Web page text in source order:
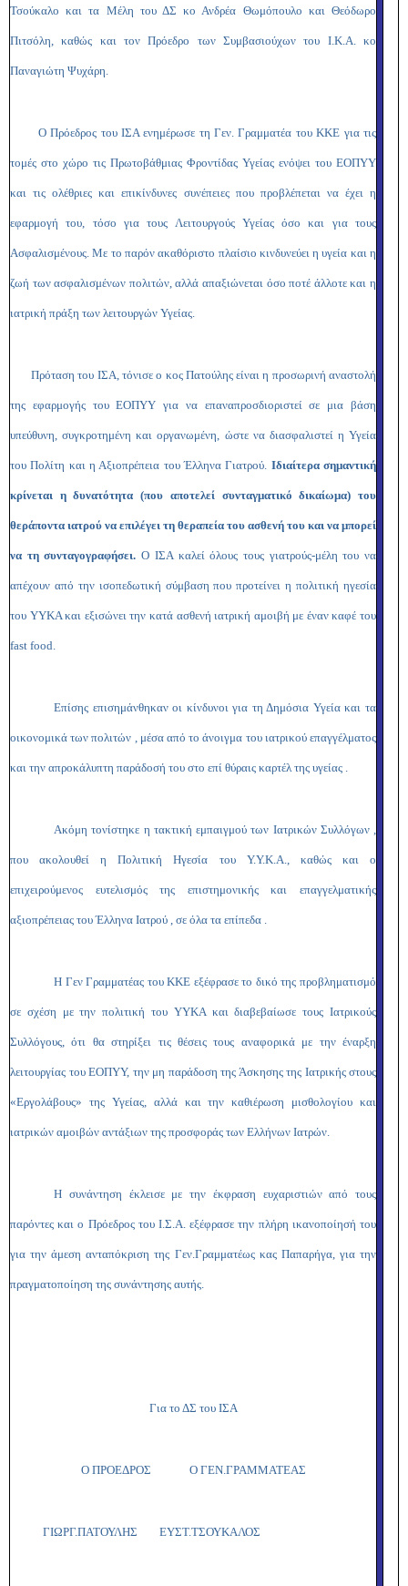
Τσούκαλο και τα Μέλη του ΔΣ κο Ανδρέα Θωμόπουλο και Θεόδωρο
Πιτσόλη, καθώς και τον Πρόεδρο των Συμβασιούχων του Ι.Κ.Α. κο
Παναγιώτη Ψυχάρη.
Ο Πρόεδρος του ΙΣΑ ενημέρωσε τη Γεν. Γραμματέα του ΚΚΕ για τις
τομές στο χώρο τις Πρωτοβάθμιας Φροντίδας Υγείας ενόψει του ΕΟΠΥΥ
και τις ολέθριες και επικίνδυνες συνέπειες που προβλέπεται να έχει η
εφαρμογή του, τόσο για τους Λειτουργούς Υγείας όσο και για τους
Ασφαλισμένους. Με το παρόν ακαθόριστο πλαίσιο κινδυνεύει η υγεία και η
ζωή των ασφαλισμένων πολιτών, αλλά απαξιώνεται όσο ποτέ άλλοτε και η
ιατρική πράξη των λειτουργών Υγείας.
Πρόταση του ΙΣΑ, τόνισε ο κος Πατούλης είναι η προσωρινή αναστολή
της εφαρμογής του ΕΟΠΥΥ για να επαναπροσδιοριστεί σε μια βάση
υπεύθυνη, συγκροτημένη και οργανωμένη, ώστε να διασφαλιστεί η Υγεία
του Πολίτη και η Αξιοπρέπεια του Έλληνα Γιατρού. Ιδιαίτερα σημαντική
κρίνεται η δυνατότητα (που αποτελεί συνταγματικό δικαίωμα) του
θεράποντα ιατρού να επιλέγει τη θεραπεία του ασθενή του και να μπορεί
να τη συνταγογραφήσει. Ο ΙΣΑ καλεί όλους τους γιατρούς-μέλη του να
απέχουν από την ισοπεδωτική σύμβαση που προτείνει η πολιτική ηγεσία
του ΥΥΚΑ και εξισώνει την κατά ασθενή ιατρική αμοιβή με έναν καφέ του
fast food.
Επίσης επισημάνθηκαν οι κίνδυνοι για τη Δημόσια Υγεία και τα
οικονομικά των πολιτών , μέσα από το άνοιγμα του ιατρικού επαγγέλματος
και την απροκάλυπτη παράδοσή του στο επί θύραις καρτέλ της υγείας .
Ακόμη τονίστηκε η τακτική εμπαιγμού των Ιατρικών Συλλόγων ,
που ακολουθεί η Πολιτική Ηγεσία του Υ.Υ.Κ.Α., καθώς και ο
επιχειρούμενος ευτελισμός της επιστημονικής και επαγγελματικής
αξιοπρέπειας του Έλληνα Ιατρού , σε όλα τα επίπεδα .
Η Γεν Γραμματέας του ΚΚΕ εξέφρασε το δικό της προβληματισμό
σε σχέση με την πολιτική του ΥΥΚΑ και διαβεβαίωσε τους Ιατρικούς
Συλλόγους, ότι θα στηρίξει τις θέσεις τους αναφορικά με την έναρξη
λειτουργίας του ΕΟΠΥΥ, την μη παράδοση της Άσκησης της Ιατρικής στους
«Εργολάβους» της Υγείας, αλλά και την καθιέρωση μισθολογίου και
ιατρικών αμοιβών αντάξιων της προσφοράς των Ελλήνων Ιατρών.
Η συνάντηση έκλεισε με την έκφραση ευχαριστιών από τους
παρόντες και ο Πρόεδρος του Ι.Σ.Α. εξέφρασε την πλήρη ικανοποίησή του
για την άμεση ανταπόκριση της Γεν.Γραμματέως κας Παπαρήγα, για την
πραγματοποίηση της συνάντησης αυτής.
Για το ΔΣ του ΙΣΑ
Ο ΠΡΟΕΔΡΟΣ Ο ΓΕΝ.ΓΡΑΜΜΑΤΕΑΣ
ΓΙΩΡΓ.ΠΑΤΟΥΛΗΣ ΕΥΣΤ.ΤΣΟΥΚΑΛΟΣ